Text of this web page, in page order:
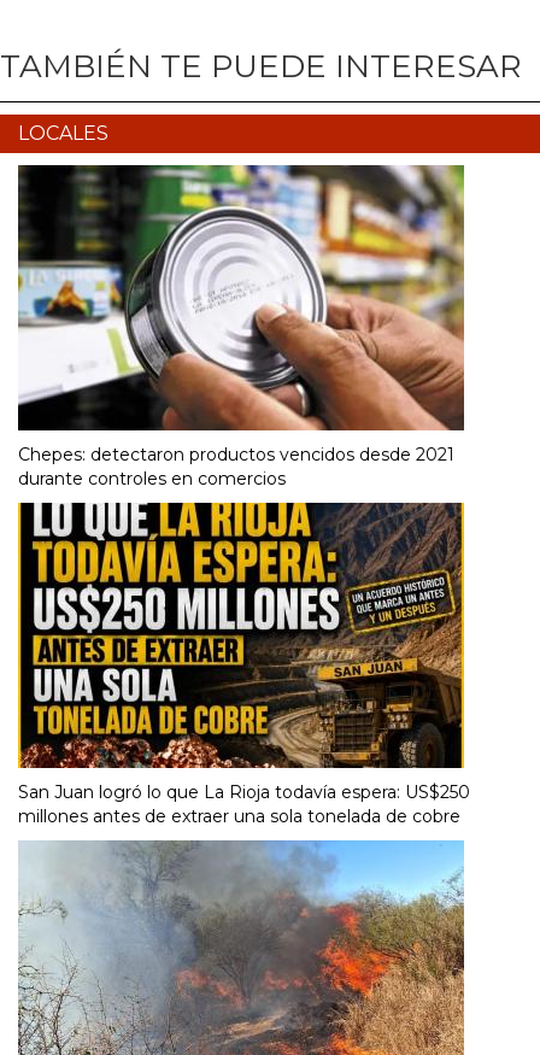
TAMBIÉN TE PUEDE INTERESAR
LOCALES
Chepes: detectaron productos vencidos desde 2021
durante controles en comercios
San Juan logró lo que La Rioja todavía espera: US$250
millones antes de extraer una sola tonelada de cobre